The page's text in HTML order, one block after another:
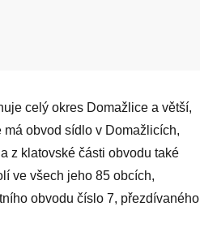
celý okres Domažlice a větší,
obvod sídlo v Domažlicích,
z klatovské části obvodu také
ve všech jeho 85 obcích,
obvodu číslo 7, přezdívaného